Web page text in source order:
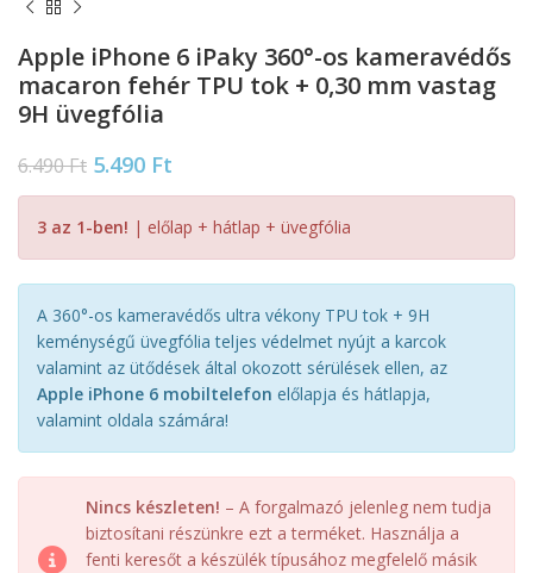
Apple iPhone 6 iPaky 360°-os kameravédős
macaron fehér TPU tok + 0,30 mm vastag
9H üvegfólia
6.490Ft 5.490 Ft
3 az 1-ben! | előlap + hátlap + üvegfólia
A 360°-os kameravédős ultra vékony TPU tok + 9H
keménységű üvegfólia teljes védelmet nyújt a karcok
valamint az ütődések által okozott sérülések ellen, az
Apple iPhone 6 mobiltelefon előlapja és hátlapja,
valamint oldala számára!
Nincs készleten! – A forgalmazó jelenleg nem tudja
biztosítani részünkre ezt a terméket. Használja a
fenti keresőt a készülék típusához megfelelő másik